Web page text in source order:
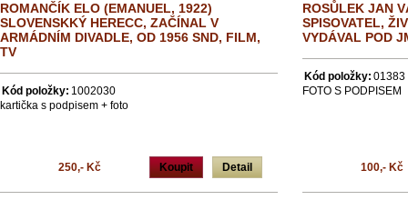
ROMANČÍK ELO (EMANUEL, 1922)
SLOVENSKKÝ HERECC, ZAČÍNAL V
ARMÁDNÍM DIVADLE, OD 1956 SND, FILM,
TV
Kód položky: 1002030
kartička s podpisem + foto
Koupit Detail
250,- Kč
ROSŮLEK JAN
SPISOVATEL,
VYDÁVAL POD
Kód položky: 01383
FOTO S PODPISEM
100,- Kč